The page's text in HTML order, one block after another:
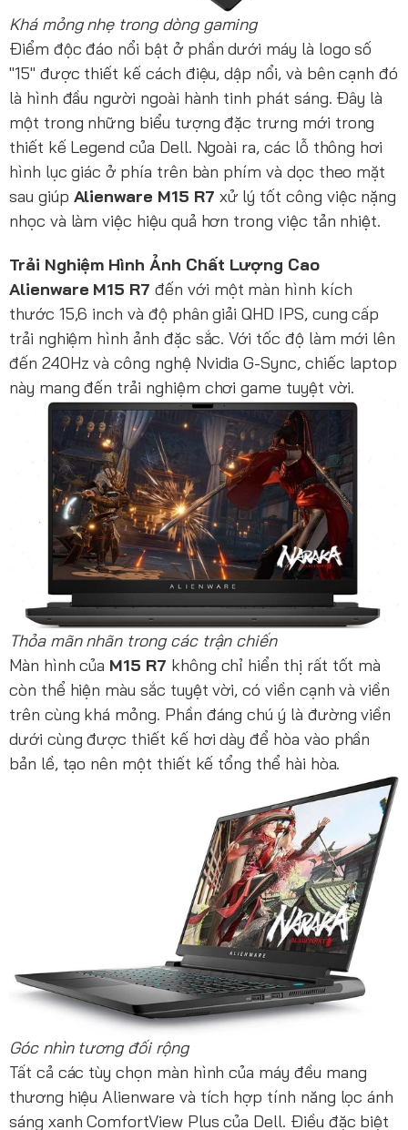
Khá mỏng nhẹ trong dòng gaming
Điểm độc đáo nổi bật ở phần dưới máy là logo số
"15" được thiết kế cách điệu, dập nổi, và bên cạnh đó
là hình đầu người ngoài hành tinh phát sáng. Đây là
một trong những biểu tượng đặc trưng mới trong
thiết kế Legend của Dell. Ngoài ra, các lỗ thông hơi
hình lục giác ở phía trên bàn phím và dọc theo mặt
sau giúp Alienware M15 R7 xử lý tốt công việc nặng
nhọc và làm việc hiệu quả hơn trong việc tản nhiệt.
Trải Nghiệm Hình Ảnh Chất Lượng Cao
Alienware M15 R7đến với một màn hình kích
thước 15,6 inch và độ phân giải QHD IPS, cung cấp
trải nghiệm hình ảnh đặc sắc. Với tốc độ làm mới lên
đến 240Hz và công nghệ Nvidia G-Sync, chiếc laptop
này mang đến trải nghiệm chơi game tuyệt vời.
Thỏa mãn nhãn trong các trận chiến
Màn hình của M15 R7 không chỉ hiển thị rất tốt mà
còn thể hiện màu sắc tuyệt vời, có viền cạnh và viền
trên cùng khá mỏng. Phần đáng chú ý là đường viền
dưới cùng được thiết kế hơi dày để hòa vào phần
bản lề, tạo nên một thiết kế tổng thể hài hòa.
Góc nhìn tương đối rộng
Tất cả các tùy chọn màn hình của máy đều mang
thương hiệu Alienware và tích hợp tính năng lọc ánh
sáng xanh ComfortView Plus của Dell. Điều đặc biệt